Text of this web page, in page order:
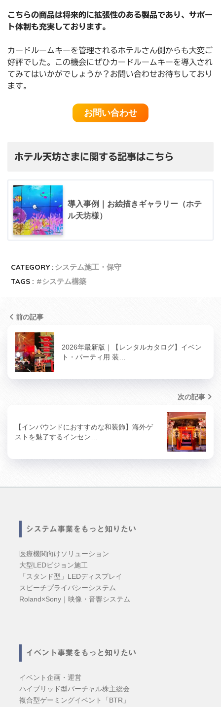
こちらの商品は将来的に拡張性のある製品であり、サポー
ト体制も充実しております。
カードルームキーを管理されるホテルさん側からも大変ご
好評でした。この機会にぜひカードルームキーを導入され
てみてはいかがでしょうか？お問い合わせお待ちしており
ます。
お問い合わせ
ホテル天坊さまに関する記事はこちら
導入事例｜お絵描きギャラリー（ホテ
ル天坊様）
CATEGORY : システム施工・保守
TAGS :
システム構築
前の記事
2026年最新版｜【レンタルカタログ】イベン
ト・パーティ用 装…
次の記事
【インバウンドにおすすめな和装飾】海外ゲ
ストを魅了するインセン…
システム事業をもっと知りたい
医療機関向けソリューション
大型LEDビジョン施工
「スタンド型」LEDディスプレイ
スピーチプライバシーシステム
Roland×Sony｜映像・音響システム
イベント事業をもっと知りたい
イベント企画・運営
ハイブリッド型バーチャル株主総会
複合型ゲーミングイベント「BTR」